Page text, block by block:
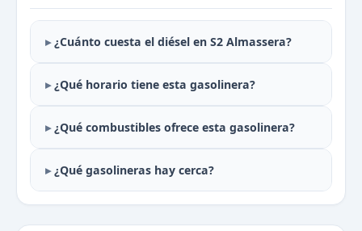
¿Cuánto cuesta el diésel en S2 Almassera?
¿Qué horario tiene esta gasolinera?
¿Qué combustibles ofrece esta gasolinera?
¿Qué gasolineras hay cerca?